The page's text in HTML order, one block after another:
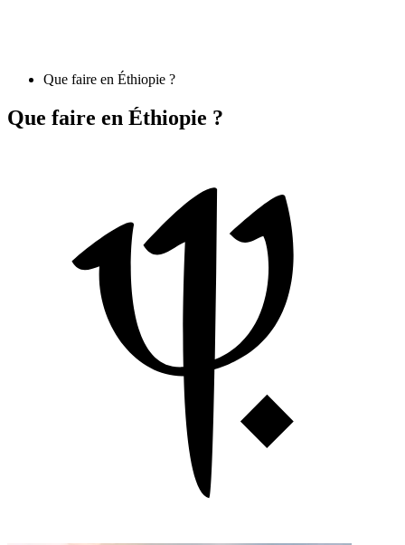
Que faire en Éthiopie ?
Que faire en Éthiopie ?